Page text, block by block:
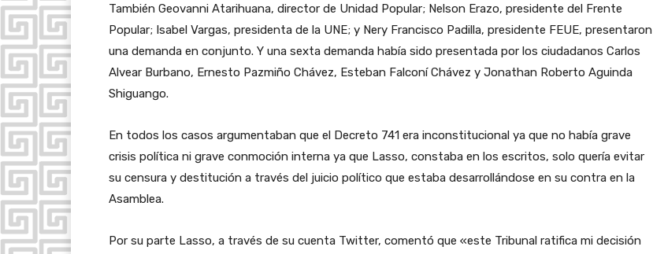
También Geovanni Atarihuana, director de Unidad Popular; Nelson Erazo, presidente del Frente
Popular; Isabel Vargas, presidenta de la UNE; y Nery Francisco Padilla, presidente FEUE, presentaron
una demanda en conjunto. Y una sexta demanda había sido presentada por los ciudadanos Carlos
Alvear Burbano, Ernesto Pazmiño Chávez, Esteban Falconí Chávez y Jonathan Roberto Aguinda
Shiguango.
En todos los casos argumentaban que el Decreto 741 era inconstitucional ya que no había grave
crisis política ni grave conmoción interna ya que Lasso, constaba en los escritos, solo quería evitar
su censura y destitución a través del juicio político que estaba desarrollándose en su contra en la
Asamblea.
Por su parte Lasso, a través de su cuenta Twitter, comentó que «este Tribunal ratifica mi decisión